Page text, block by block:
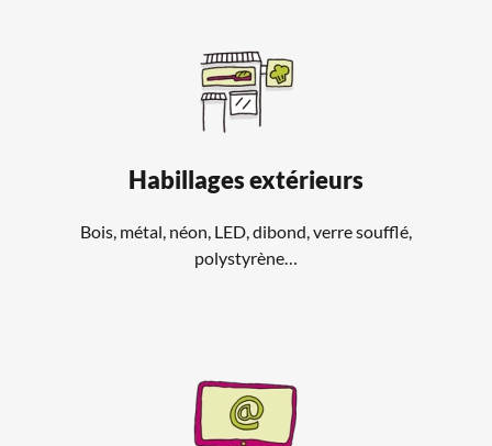
Habillages extérieurs
Bois, métal, néon, LED, dibond, verre soufflé,
polystyrène…